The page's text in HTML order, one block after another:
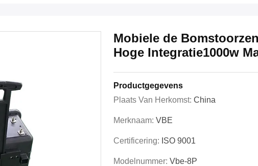
Mobiele de
Hoge Integratie1000w
Productgegevens
Plaats Van Herkomst: China
Merknaam: VBE
Certificering: ISO 9001
Modelnummer: Vbe-8P